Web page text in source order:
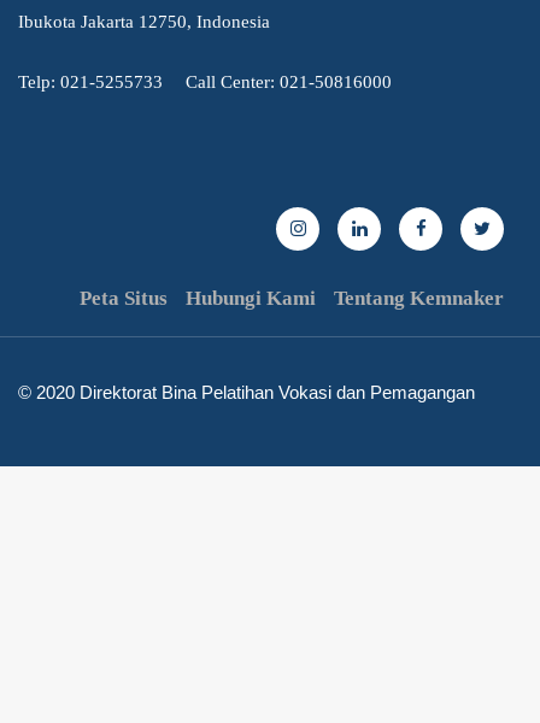
Ibukota Jakarta 12750, Indonesia
Telp: 021-5255733 Call Center: 021-50816000
Tentang Kemnaker
Hubungi Kami
Peta Situs
© 2020 Direktorat Bina Pelatihan Vokasi dan Pemagangan